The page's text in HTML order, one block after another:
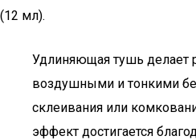
(12 мл).
Удлиняющая тушь делает
воздушными и тонкими
склеивания или
эффект достигается